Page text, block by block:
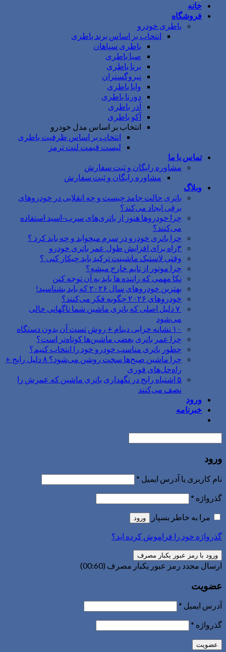
خانه
فروشگاه
باطری خودرو
انتخاب بر اساس برند باطری
باطری سپاهان
صبا باطری
برنا باطری
نیروگستران
وایا باطری
دورنا باطری
آذر باطری
آکو باطری
انتخاب بر اساس مدل خودرو
انتخاب بر اساس ظرفیت باطری
لیست قیمت لنت ترمز
تماس با ما
مشاوره رایگان و ثبت سفارش
مشاوره رایگان و ثبت سفارش
وبلاگ
باتری حالت جامد چیست و چه انقلابی در خودروهای
برقی ایجاد می‌کند؟
چرا خودروها هنوز از باتری‌های سرب-اسید استفاده
می‌کنند؟
چرا باتری خودرو در سرم میخوابد و چه باید کرد ؟
۳راه برای افزایش طول عمر باتری خودرو
وقتی لاستیک ماشینت ترکید باید چیکار کنی ؟
چرا موتور از تایم خارج میشه؟
نکا مهمی که راننده ها باید به آن توجه کنن
بهترین خودروهای سال ۲۰۲۶ که باید بشناسید!
خودروهای ۲۰۲۶ چگونه فکر می‌کنند؟
۷ دلیل اصلی که باتری ماشین شما ناگهانی خالی
می‌شود
۱۰ نشانه خرابی دینام + روش تست آن بدون دستگاه
چرا عمر باتری بعضی ماشین‌ها کوتاه‌تر است؟
چطور باتری مناسب خودرو خود را انتخاب کنیم؟
چرا ماشین صبح‌ها سخت روشن می‌شود؟ ۸ دلیل رایج +
راه‌حل‌های فوری
۵ اشتباه رایج در نگهداری باتری ماشین که عمرش را
نصف می‌کنند
ورود
خبرنامه
ورود
نام کاربری یا آدرس ایمیل *
گذرواژه *
مرا به خاطر بسپار
ورود
گذرواژه خود را فراموش کرده اید؟
ورود با رمز عبور یکبار مصرف
ارسال مجدد رمز عبور یکبار مصرف (00:
60
)
عضویت
آدرس ایمیل *
گذرواژه *
عضویت